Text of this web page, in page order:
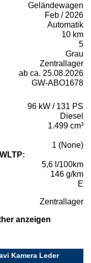
Geländewagen
Feb / 2026
Automatik
10 km
5
Grau
Zentrallager
ab ca. 25.08.2026
GW-ABO1678
96 kW / 131 PS
Diesel
1.499 cm³
1 (None)
5,6 l/100km
146 g/km
E
Zentrallager
anzeigen
Kamera Leder